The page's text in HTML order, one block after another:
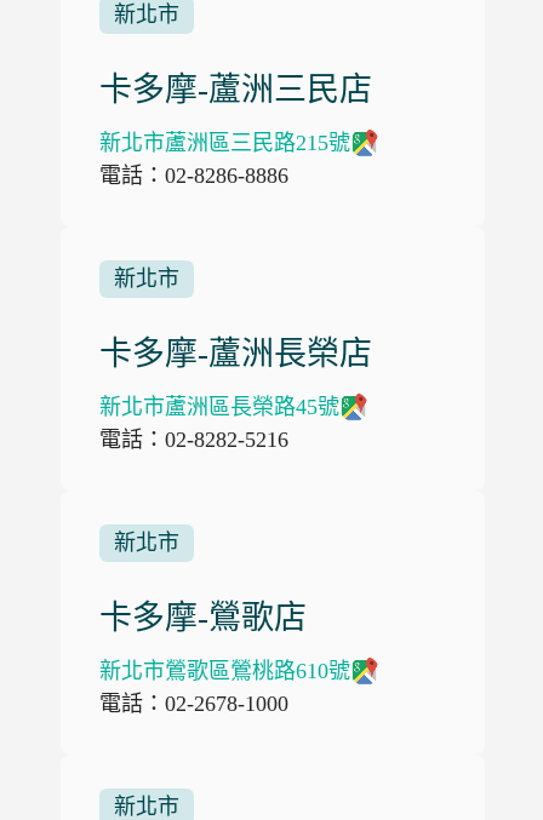
新北市
卡多摩-蘆洲三民店
新北市蘆洲區三民路215號
電話：02-8286-8886
新北市
卡多摩-蘆洲長榮店
新北市蘆洲區長榮路45號
電話：02-8282-5216
新北市
卡多摩-鶯歌店
新北市鶯歌區鶯桃路610號
電話：02-2678-1000
新北市